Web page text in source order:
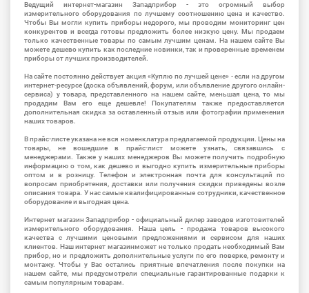
Ведущий интернет-магазин Западприбор - это огромный выбор
измерительного оборудования по лучшему соотношению цена и качество.
Чтобы Вы могли купить приборы недорого, мы проводим мониторинг цен
конкурентов и всегда готовы предложить более низкую цену. Мы продаем
только качественные товары по самым лучшим ценам. На нашем сайте Вы
можете дешево купить как последние новинки, так и проверенные временем
приборы от лучших производителей.
На сайте постоянно действует акция «Куплю по лучшей цене» - если на другом
интернет-ресурсе (доска объявлений, форум, или объявление другого онлайн-
сервиса) у товара, представленного на нашем сайте, меньшая цена, то мы
продадим Вам его еще дешевле! Покупателям также предоставляется
дополнительная скидка за оставленный отзыв или фотографии применения
наших товаров.
В прайс-листе указана не вся номенклатура предлагаемой продукции. Цены на
товары, не вошедшие в прайс-лист можете узнать, связавшись с
менеджерами. Также у наших менеджеров Вы можете получить подробную
информацию о том, как дешево и выгодно купить измерительные приборы
оптом и в розницу. Телефон и электронная почта для консультаций по
вопросам приобретения, доставки или получения скидки приведены возле
описания товара. У нас самые квалифицированные сотрудники, качественное
оборудование и выгодная цена.
Интернет магазин Западприбор - официальный дилер заводов изготовителей
измерительного оборудования. Наша цель - продажа товаров высокого
качества с лучшими ценовыми предложениями и сервисом для наших
клиентов. Наш интернет магазинможет не только продать необходимый Вам
прибор, но и предложить дополнительные услуги по его поверке, ремонту и
монтажу. Чтобы у Вас остались приятные впечатления после покупки на
нашем сайте, мы предусмотрели специальные гарантированные подарки к
самым популярным товарам.